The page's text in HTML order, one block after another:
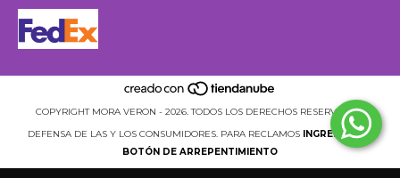
COPYRIGHT MORA VERON - 2026. TODOS LOS DERECHOS RESERVADOS.
DEFENSA DE LAS Y LOS CONSUMIDORES. PARA RECLAMOS
INGRESÁ ACÁ.
BOTÓN DE ARREPENTIMIENTO